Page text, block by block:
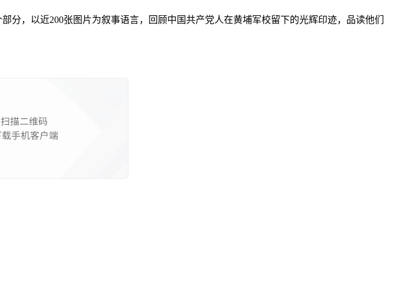
，以近200张图片为叙事语言，回顾中国共产党人在黄埔军校留下的光辉印迹，品读他们